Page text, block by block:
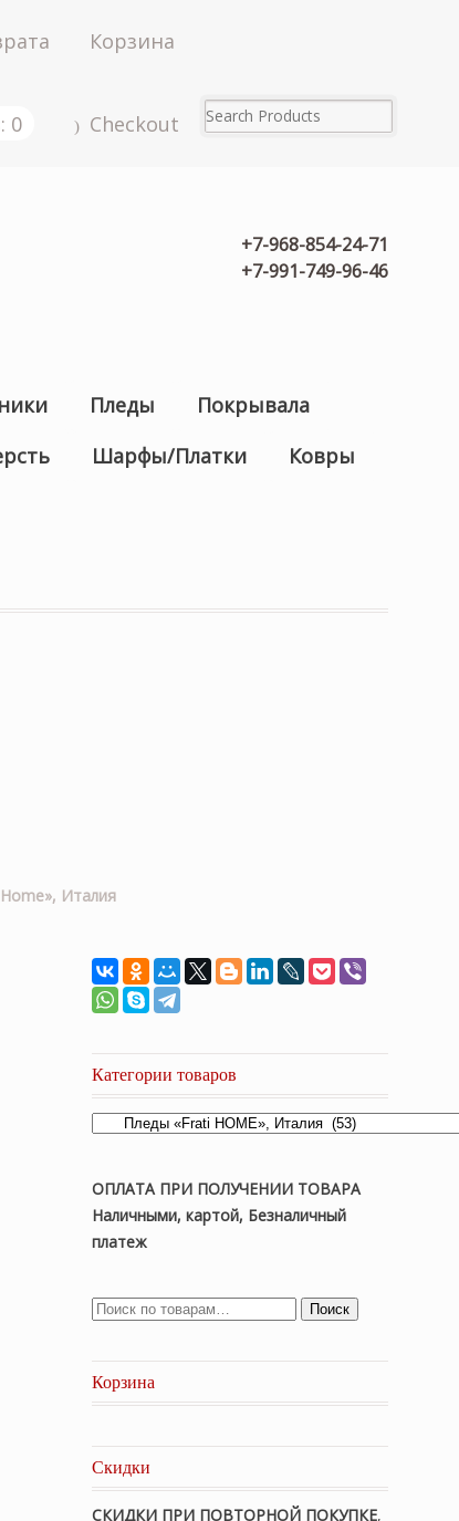
Корзина
0 Checkout
+7-968-854-24-71
+7-991-749-96-46
Пледы
Покрывала
Шарфы/Платки
Ковры
Италия
Категории товаров
ОПЛАТА ПРИ ПОЛУЧЕНИИ ТОВАРА
Наличными, картой, Безналичный
платеж
Поиск
Корзина
Скидки
СКИДКИ ПРИ ПОВТОРНОЙ ПОКУПКЕ,